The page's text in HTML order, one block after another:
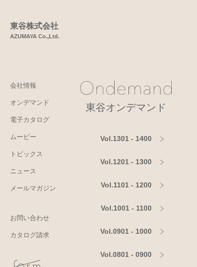
東谷株式会社
AZUMAYA Co.,Ltd.
会社情報
オンデマンド
電子カタログ
ムービー
トピックス
ニュース
メールマガジン
お問い合わせ
カタログ請求
東谷オンデマンド
Vol.1301 - 1400
Vol.1201 - 1300
Vol.1101 - 1200
Vol.1001 - 1100
Vol.0901 - 1000
Vol.0801 - 0900